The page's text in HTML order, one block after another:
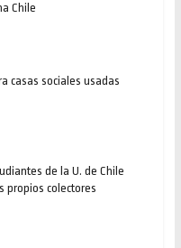
Chile
casas sociales usadas
de la U. de Chile
propios colectores